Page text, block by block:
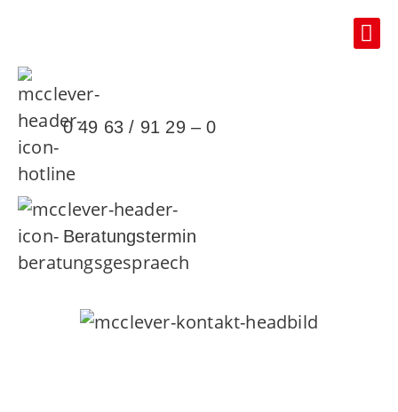
0 49 63 / 91 29 – 0
Beratungstermin